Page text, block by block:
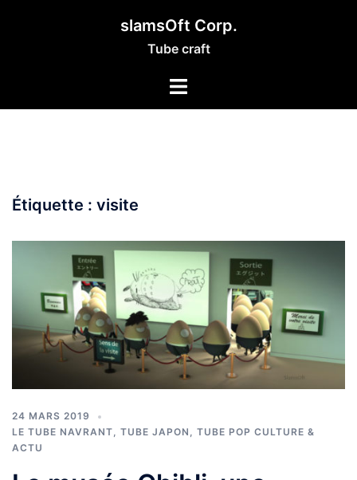
slamsOft Corp.
Tube craft
Étiquette : visite
24 MARS 2019
LE TUBE NAVRANT, TUBE JAPON , TUBE POP CULTURE &
ACTU